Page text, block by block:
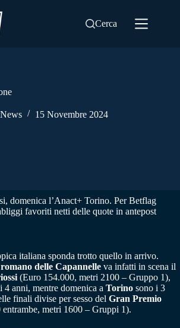
Cerca
15 Novembre 2024
domenica l’Anact+ Torino. Per Betflag
favoriti netti delle quote in antepost
italiana sponda trotto quello in arrivo.
delle Capannelle va infatti in scena il
(Euro 154.000, metri 2100 – Gruppo 1),
4 anni, mentre domenica a Torino sono i 3
finali divise per sesso del Gran Premio
metri 1600 – Gruppi 1).